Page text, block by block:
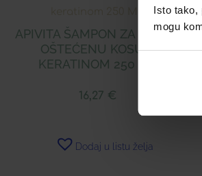
Isto tako,
mogu
APIVITA ŠAMPON ZA SUHU I
OŠTEĆENU KOSU S
KERATINOM 250 ML
16,27 €
Dodaj u listu želja